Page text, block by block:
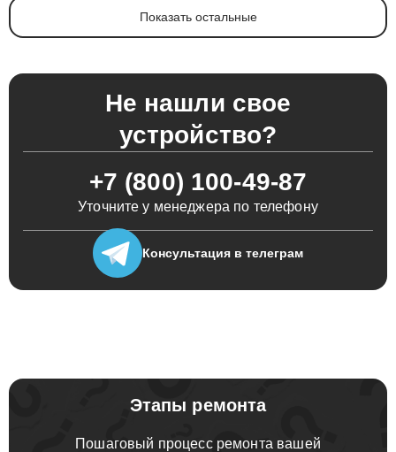
Показать остальные
Не нашли свое
устройство?
+7 (800) 100-49-87
Уточните у менеджера по телефону
Консультация в телеграм
Этапы ремонта
Пошаговый процесс ремонта вашей